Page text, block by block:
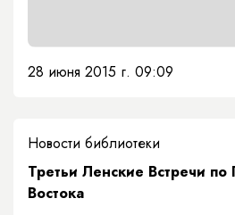
28 июня 2015 г. 09:09
Новости библиотеки
Третьи Ленские Встречи по
Востока